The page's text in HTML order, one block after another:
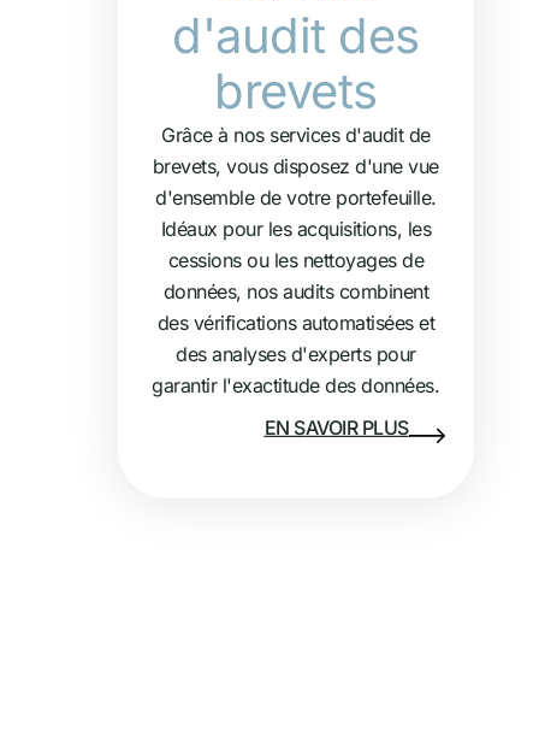
d'audit des
brevets
Grâce à nos services d'audit de
brevets, vous disposez d'une vue
d'ensemble de votre portefeuille.
Idéaux pour les acquisitions, les
cessions ou les nettoyages de
données, nos audits combinent
des vérifications automatisées et
des analyses d'experts pour
garantir l'exactitude des données.
EN SAVOIR PLUS